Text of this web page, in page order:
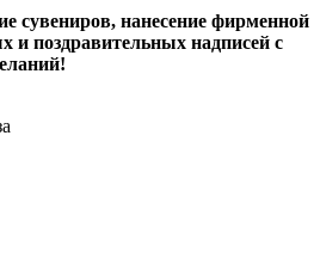
сувениров, нанесение фирменной
и поздравительных надписей с